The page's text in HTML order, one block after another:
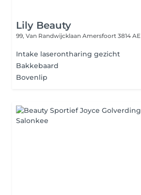
Lily Beauty
99, Van Randwijcklaan Amersfoort 3814 AE
Intake laserontharing gezicht
Bakkebaard
Bovenlip